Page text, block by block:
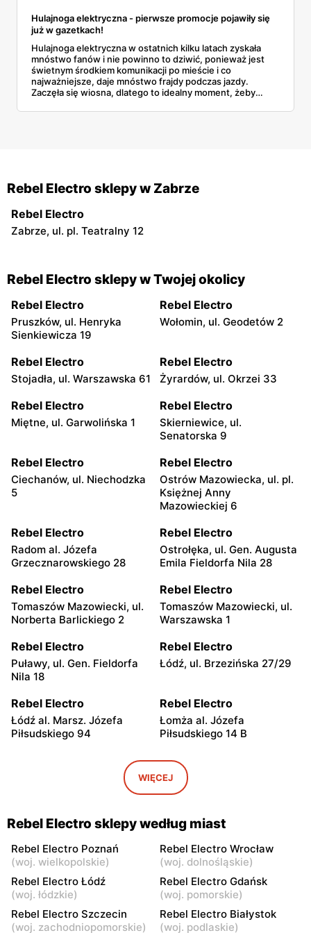
Hulajnoga elektryczna - pierwsze promocje pojawiły się
już w gazetkach!
Hulajnoga elektryczna w ostatnich kilku latach zyskała
mnóstwo fanów i nie powinno to dziwić, ponieważ jest
świetnym środkiem komunikacji po mieście i co
najważniejsze, daje mnóstwo frajdy podczas jazdy.
Zaczęła się wiosna, dlatego to idealny moment, żeby
naszym tekście znajdziesz kilka najciekawszych promocji,
Rebel Electro sklepy w Zabrze
Rebel Electro
Zabrze, ul. pl. Teatralny 12
Rebel Electro sklepy w Twojej okolicy
Rebel Electro
Pruszków, ul. Henryka
Sienkiewicza 19
Rebel Electro
Wołomin, ul. Geodetów 2
Rebel Electro
Stojadła, ul. Warszawska 61
Rebel Electro
Żyrardów, ul. Okrzei 33
Rebel Electro
Miętne, ul. Garwolińska 1
Rebel Electro
Skierniewice, ul.
Senatorska 9
Rebel Electro
Ciechanów, ul. Niechodzka
5
Rebel Electro
Ostrów Mazowiecka, ul. pl.
Księżnej Anny
Mazowieckiej 6
Rebel Electro
Radom al. Józefa
Grzecznarowskiego 28
Rebel Electro
Ostrołęka, ul. Gen. Augusta
Emila Fieldorfa Nila 28
Rebel Electro
Tomaszów Mazowiecki, ul.
Norberta Barlickiego 2
Rebel Electro
Tomaszów Mazowiecki, ul.
Warszawska 1
Rebel Electro
Puławy, ul. Gen. Fieldorfa
Nila 18
Rebel Electro
Łódź, ul. Brzezińska 27/29
Rebel Electro
Łódź al. Marsz. Józefa
Piłsudskiego 94
Rebel Electro
Łomża al. Józefa
Piłsudskiego 14 B
Piotrków Trybunalski, ul.
Juliusza Słowackiego 123
Rebel Electro
Bełchatów, ul. Kolejowa 6
Rebel Electro
Polskiego 11
Rebel Electro
Białystok, ul. Wrocławska
20/20
Rebel Electro
Białystok, ul. Jurowiecka 1
Rebel Electro
Toruń, ul. Olsztyńska 8
Rebel Electro Rebel Electro
WIĘCEJ
Rebel Electro sklepy według miast
Rebel Electro Poznań
(woj. wielkopolskie)
Rebel Electro Wrocław
(woj. dolnośląskie)
Rebel Electro Łódź
(woj. łódzkie)
Rebel Electro Gdańsk
(woj. pomorskie)
Rebel Electro Szczecin
(woj. zachodniopomorskie)
Rebel Electro Białystok
(woj. podlaskie)